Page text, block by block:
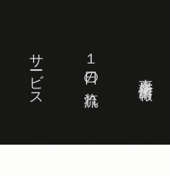
サービス １日の流れ